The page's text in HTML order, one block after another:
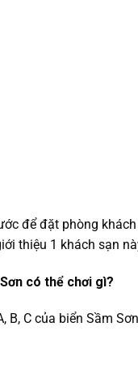
để đặt phòng
thiệu 1 khách sạn
có thể chơi gì?
B, C của biển Sầm